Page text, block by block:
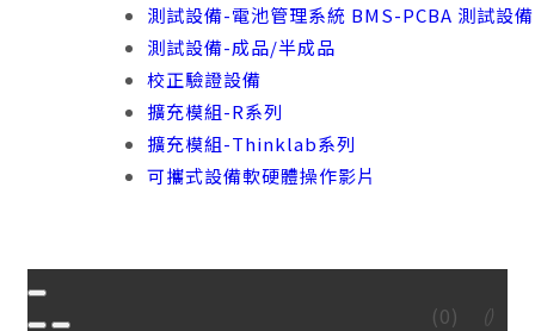
測試設備-電池管理系統 BMS-PCBA 測試設備
測試設備-成品/半成品
校正驗證設備
擴充模組-R系列
擴充模組-Thinklab系列
可攜式設備軟硬體操作影片
(0)